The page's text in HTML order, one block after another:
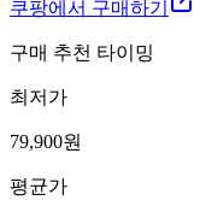
쿠팡에서 구매하기
구매 추천 타이밍
최저가
79,900원
평균가